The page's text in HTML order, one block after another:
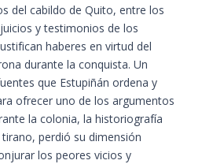
del cabildo de Quito, entre los
y testimonios de los
haberes en virtud del
durante la conquista. Un
que Estupiñán ordena y
ofrecer uno de los argumentos
la colonia, la historiografía
perdió su dimensión
los peores vicios y